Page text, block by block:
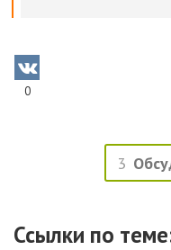
0
3
Ссылки по